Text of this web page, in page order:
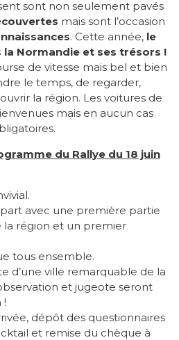
sont non seulement pavés
mais sont l’occasion
. Cette année, le
la Normandie et ses trésors !
de vitesse mais bel et bien
le temps, de regarder,
la région. Les voitures de
mais en aucun cas
du Rallye du 18 juin
avec une première partie
la région et un premier
tous ensemble.
d’une ville remarquable de la
et jugeote seront
!
dépôt des questionnaires
et remise du chèque à